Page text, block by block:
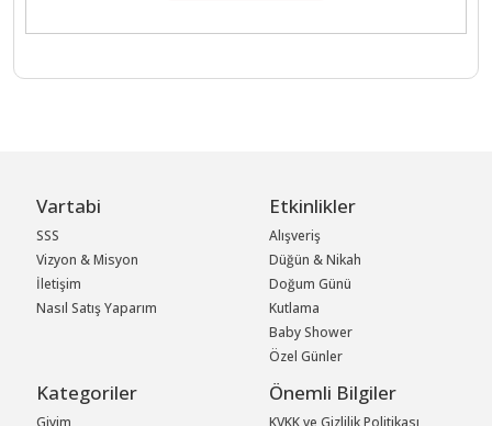
Vartabi
SSS
Vizyon & Misyon
İletişim
Nasıl Satış Yaparım
Etkinlikler
Alışveriş
Düğün & Nikah
Doğum Günü
Kutlama
Baby Shower
Özel Günler
Kategoriler
Giyim
Önemli Bilgiler
KVKK ve Gizlilik Politikası